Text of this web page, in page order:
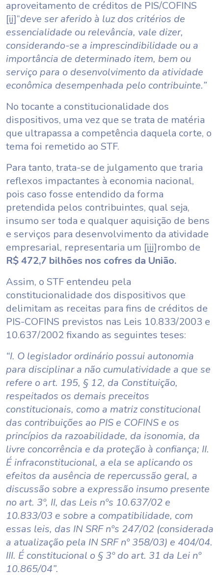
aproveitamento de créditos de PIS/COFINS
[ii]“deve ser aferido à luz dos critérios de
essencialidade ou relevância, vale dizer,
considerando-se a imprescindibilidade ou a
importância de determinado item, bem ou
serviço para o desenvolvimento da atividade
econômica desempenhada pelo contribuinte.”
No tocante a constitucionalidade dos
dispositivos, uma vez que se trata de matéria
que ultrapassa a competência daquela corte, o
tema foi remetido ao STF.
Para tanto, trata-se de julgamento que traria
reflexos impactantes à economia nacional,
pois caso fosse entendido da forma
pretendida pelos contribuintes, qual seja,
insumo ser toda e qualquer aquisição de bens
e serviços para desenvolvimento da atividade
empresarial, representaria um [iii]rombo de
R$ 472,7 bilhões nos cofres da União.
Assim, o STF entendeu pela
constitucionalidade dos dispositivos que
delimitam as receitas para fins de créditos de
PIS-COFINS previstos nas Leis 10.833/2003 e
10.637/2002 fixando as seguintes teses:
“I. O legislador ordinário possui autonomia
para disciplinar a não cumulatividade a que se
refere o art. 195, § 12, da Constituição,
respeitados os demais preceitos
constitucionais, como a matriz constitucional
das contribuições ao PIS e COFINS e os
princípios da razoabilidade, da isonomia, da
livre concorrência e da proteção à confiança; II.
É infraconstitucional, a ela se aplicando os
efeitos da ausência de repercussão geral, a
discussão sobre a expressão insumo presente
no art. 3º, II, das Leis nºs 10.637/02 e
10.833/03 e sobre a compatibilidade, com
essas leis, das IN SRF nºs 247/02 (considerada
a atualização pela IN SRF nº 358/03) e 404/04.
III. É constitucional o § 3º do art. 31 da Lei nº
10.865/04”.